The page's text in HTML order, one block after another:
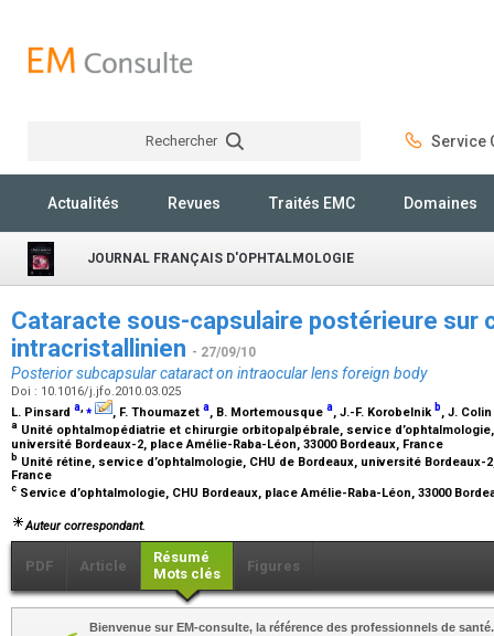
Rechercher Service
Actualités Revues Traités EMC Domaines
JOURNAL FRANÇAIS D'OPHTALMOLOGIE
Cataracte sous-capsulaire postérieure sur
intracristallinien - 27/09/10
Posterior subcapsular cataract on intraocular lens foreign body
Doi : 10.1016/j.jfo.2010.03.025
L. Pinsard a,⁎ , F. Thoumazet a, B. Mortemousque a, J.-F. Korobelnik b, J. Colin
a Unité ophtalmopédiatrie et chirurgie orbitopalpébrale, service
université Bordeaux-2, place Amélie-Raba-Léon, 33000 Bordeaux, France
b Unité rétine, service d’ophtalmologie, CHU de Bordeaux, université Bordeaux-
France
c Service d’ophtalmologie, CHU Bordeaux, place Amélie-Raba-Léon, 33000
Auteur correspondant.
PDF Article
Résumé
Mots clés
Figures
Bienvenue sur EM-consulte, la référence des professionnels de santé.